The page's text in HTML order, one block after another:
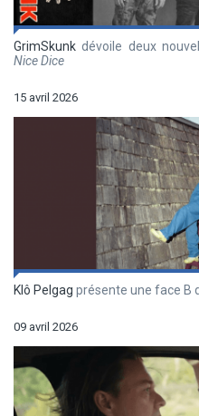
GrimSkunk dévoile deux
Nice Dice
15 avril 2026
Klô Pelgag présente une face B
09 avril 2026